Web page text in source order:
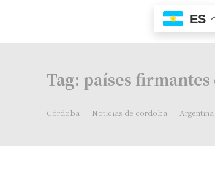
ES
Tag: países firmantes
Córdoba Noticias de cordoba Argentina